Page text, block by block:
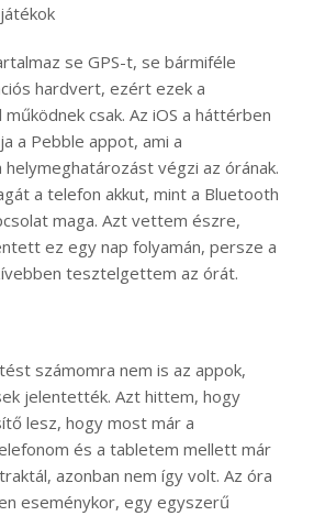
se GPS-t, se bármiféle
hardvert, ezért ezek a
csak. Az iOS a háttérben
a Pebble appot, ami a
helymeghatározást végzi az órának.
a telefon akkut, mint a Bluetooth
maga. Azt vettem észre,
ez egy nap folyamán, persze a
tesztelgettem az órát.
számomra nem is az appok,
jelentették. Azt hittem, hogy
lesz, hogy most már a
és a tabletem mellett már
azonban nem így volt. Az óra
eseménykor, egy egyszerű